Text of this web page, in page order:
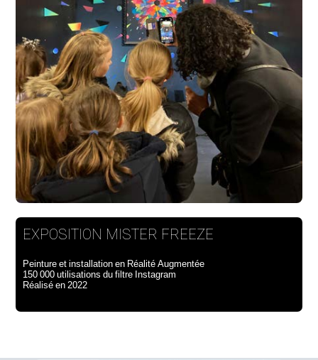
EXPOSITION MISTER FREEZE
Peinture et installation en Réalité Augmentée
150 000 utilisations du filtre Instagram
Réalisé en 2022